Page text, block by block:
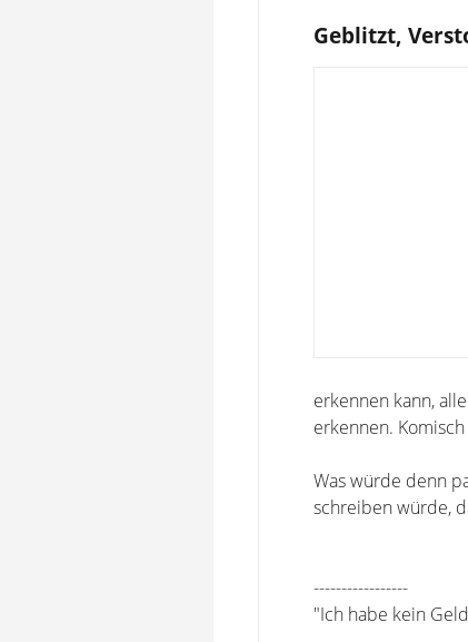
Geblitzt,
erkennen kann,
erkennen.
Was würde denn
schreiben würde,
-----------------
"Ich habe kein